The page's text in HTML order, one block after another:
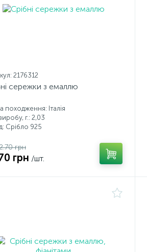
2176312
сережки з емаллю
походження: Італія
г.: 2,03
Срібло 925
грн
грн /шт.